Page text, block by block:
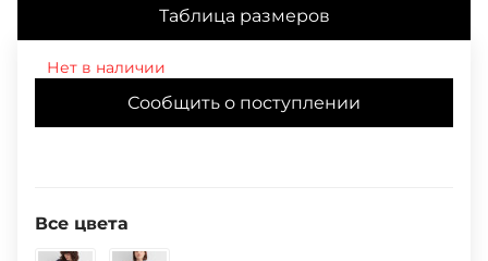
Таблица размеров
Нет в наличии
Сообщить о поступлении
Все цвета